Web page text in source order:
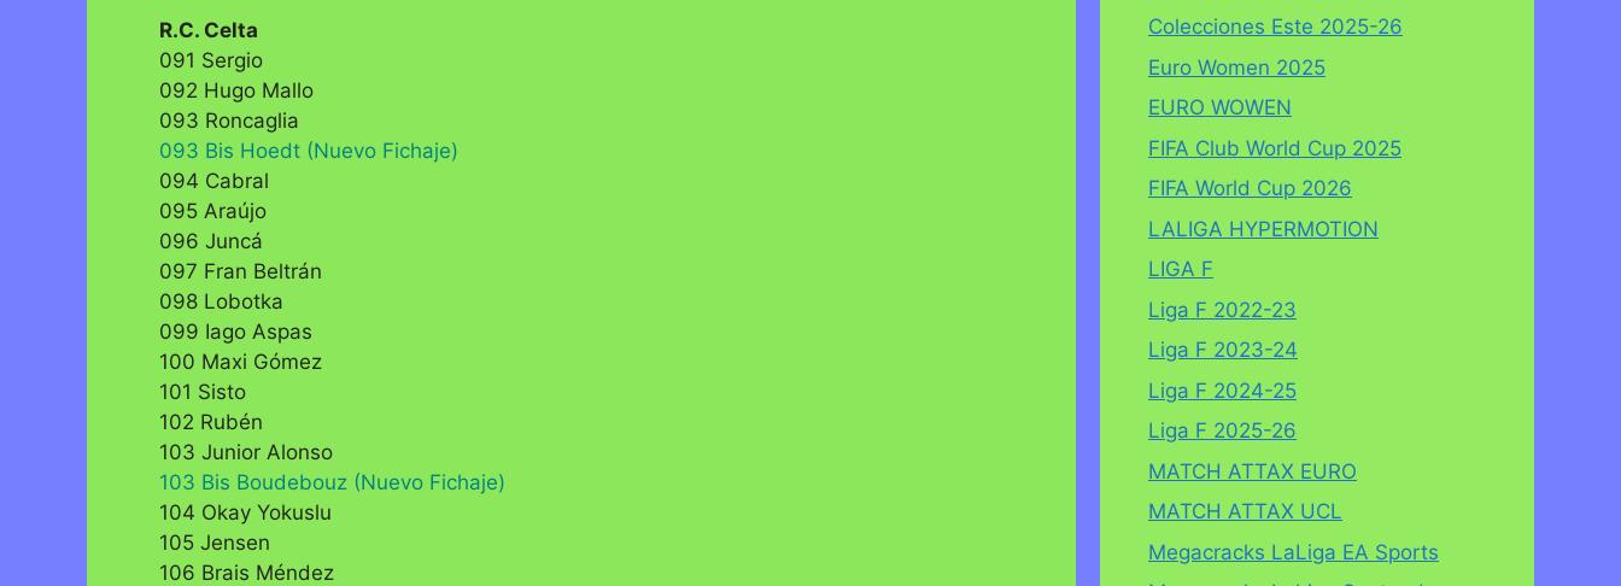
R.C. Celta
091 Sergio
092 Hugo Mallo
093 Roncaglia
093 Bis Hoedt (Nuevo Fichaje)
094 Cabral
095 Araújo
096 Juncá
097 Fran Beltrán
098 Lobotka
099 Iago Aspas
100 Maxi Gómez
101 Sisto
102 Rubén
103 Junior Alonso
103 Bis Boudebouz (Nuevo Fichaje)
104 Okay Yokuslu
105 Jensen
106 Brais Méndez
Colecciones Este 2025-26
Euro Women 2025
EURO WOWEN
FIFA Club World Cup 2025
FIFA World Cup 2026
LALIGA HYPERMOTION
LIGA F
Liga F 2022-23
Liga F 2023-24
Liga F 2024-25
Liga F 2025-26
MATCH ATTAX EURO
MATCH ATTAX UCL
Megacracks LaLiga EA Sports